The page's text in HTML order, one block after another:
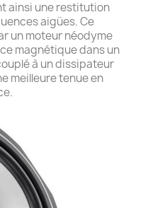
ainsi une restitution
aigües. Ce
un moteur néodyme
magnétique dans un
à un dissipateur
meilleure tenue en